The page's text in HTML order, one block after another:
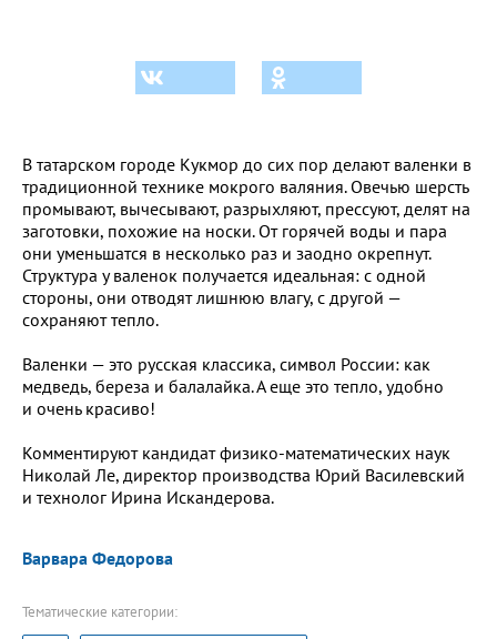
В татарском городе Кукмор до сих пор делают валенки в
традиционной технике мокрого валяния. Овечью шерсть
промывают, вычесывают, разрыхляют, прессуют, делят на
заготовки, похожие на носки. От горячей воды и пара
они уменьшатся в несколько раз и заодно окрепнут.
Структура у валенок получается идеальная: с одной
стороны, они отводят лишнюю влагу, с другой —
сохраняют тепло.
Валенки — это русская классика, символ России: как
медведь, береза и балалайка. А еще это тепло, удобно
и очень красиво!
Комментируют кандидат физико-математических наук
Николай Ле, директор производства Юрий Василевский
и технолог Ирина Искандерова.
Варвара Федорова
Тематические категории: